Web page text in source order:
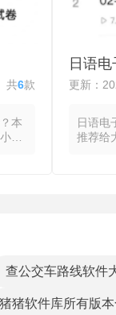
，
定
存
针
升
线，可
的完
日达的
台app
储物流
共6款
本
学
图
每
盖
互
并
人
日语
更新：
日语电
推荐给
字、词
法，部
关联词
查公交车路线软件
猪猪软件库所有版